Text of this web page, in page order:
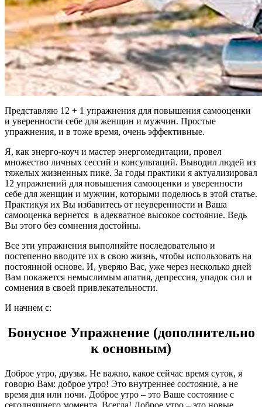
Представляю 12 + 1 упражнения для повышения самооценки
и уверенности себе для женщин и мужчин. Простые
упражнения, и в тоже время, очень эффективные.
Я, как энерго-коуч и мастер энергомедитации, провел
множество личных сессий и консультаций. Выводил людей из
тяжелых жизненных пике. За годы практики я актуализировал
12 упражнений для повышения самооценки и уверенности
себе для женщин и мужчин, которыми поделюсь в этой статье.
Практикуя их Вы избавитесь от неуверенности и Ваша
самооценка вернется в адекватное высокое состояние. Ведь
Вы этого без сомнения достойны.
Все эти упражнения выполняйте последовательно и
постепенно вводите их в свою жизнь, чтобы использовать на
постоянной основе. И, уверяю Вас, уже через несколько дней
Вам покажется немыслимым апатия, депрессия, упадок сил и
сомнения в своей привлекательности.
И начнем с:
Бонусное Упражнение (дополнительно
к основным)
Доброе утро, друзья. Не важно, какое сейчас время суток, я
говорю Вам: доброе утро! Это внутреннее состояние, а не
время дня или ночи. Доброе утро – это Ваше состояние с
сегодняшнего момента. Всегда! Доброе утро – это новые